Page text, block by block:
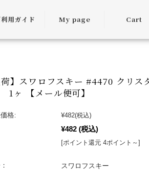
利用ガイド
用ガイド
ついて
方法につい
て
ランクアッ
My page Cart
荷】スワロフスキー #4470 クリス
ヶ 【メール便可】
格: ¥482(税込)
¥482 (税込)
[ポイント還元 4ポイント～]
スワロフスキー